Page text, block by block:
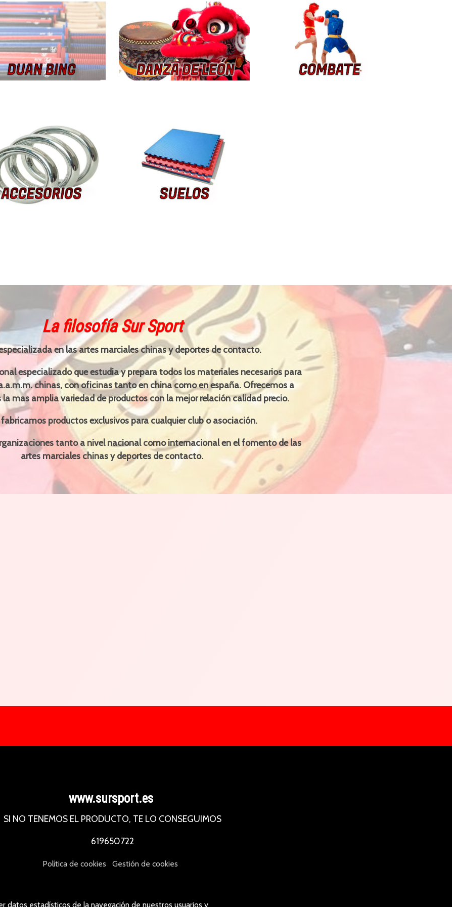
La filosofía Sur Sport
en las artes marciales chinas y deportes de contacto.
especializado que estudia y prepara todos los materiales necesarios para
chinas, con oficinas tanto en china como en españa. Ofrecemos a
la mas amplia variedad de productos con la mejor relación calidad precio.
productos exclusivos para cualquier club o asociación.
tanto a nivel nacional como internacional en el fomento de las
artes marciales chinas y deportes de contacto.
www.sursport.es
SI NO TENEMOS EL PRODUCTO, TE LO CONSEGUIMOS
619650722
Política de cookies Gestión de cookies
datos estadísticos de la navegación de nuestros usuarios y